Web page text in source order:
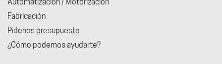
Fabricación
Pídenos presupuesto
¿Cómo podemos ayudarte?